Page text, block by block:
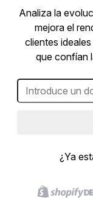
Analiza la
mejora el
clientes
que confían
¿Ya